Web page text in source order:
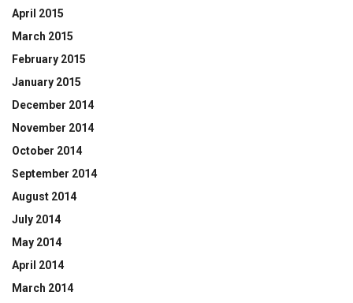
April 2015
March 2015
February 2015
January 2015
December 2014
November 2014
October 2014
September 2014
August 2014
July 2014
May 2014
April 2014
March 2014